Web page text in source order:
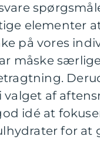
elementer
på vores
måske
valget af
idé at
for